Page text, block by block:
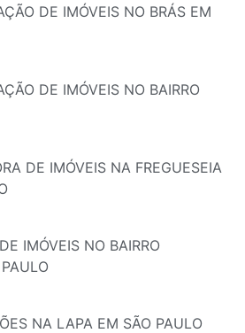
DE IMÓVEIS NO BRÁS EM
DE IMÓVEIS NO BAIRRO
DE IMÓVEIS NA FREGUESEIA
IMÓVEIS NO BAIRRO
NA LAPA EM SÃO PAULO